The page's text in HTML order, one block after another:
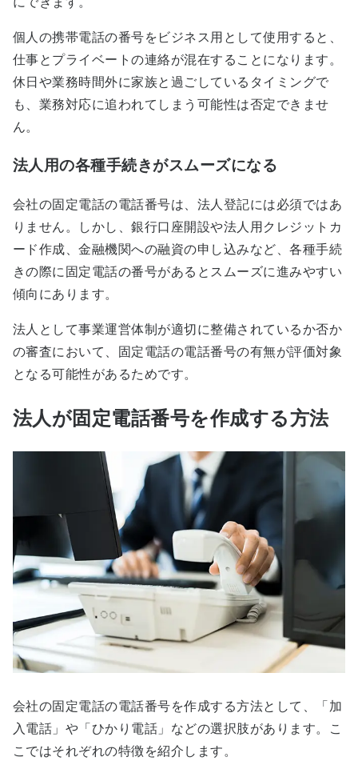
個人の携帯電話の番号をビジネス用として使用すると、
仕事とプライベートの連絡が混在することになります。
休日や業務時間外に家族と過ごしているタイミングで
も、業務対応に追われてしまう可能性は否定できませ
ん。
法人用の各種手続きがスムーズになる
会社の固定電話の電話番号は、法人登記には必須ではあ
りません。しかし、銀行口座開設や法人用クレジットカ
ード作成、金融機関への融資の申し込みなど、各種手続
きの際に固定電話の番号があるとスムーズに進みやすい
傾向にあります。
法人として事業運営体制が適切に整備されているか否か
の審査において、固定電話の電話番号の有無が評価対象
となる可能性があるためです。
法人が固定電話番号を作成する方法
会社の固定電話の電話番号を作成する方法として、「加
入電話」や「ひかり電話」などの選択肢があります。こ
こではそれぞれの特徴を紹介します。